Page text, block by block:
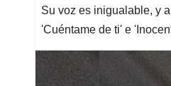
Su voz es inigualable, y
'Cuéntame de ti' e